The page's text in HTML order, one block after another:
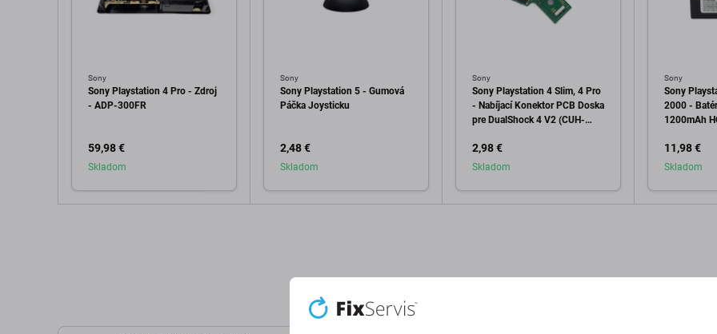
Sony
Sony Playstation 4 Pro - Zdroj
- ADP-300FR
59,98 €
Skladom
Sony
Sony Playstation 5 - Gumová
Páčka Joysticku
2,48 €
Skladom
Sony
Sony Playstation 4 Slim, 4 Pro
- Nabíjací Konektor PCB Doska
pre DualShock 4 V2 (CUH-
2,98 €
Skladom
Sony
Sony
2000 -
1200mAh
11,98 €
Skladom